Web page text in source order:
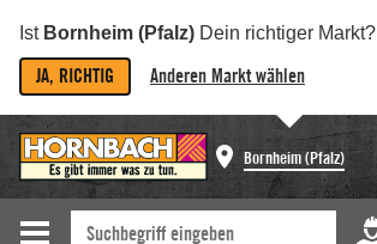
Ist Bornheim (Pfalz) Dein richtiger Markt?
JA, RICHTIG Anderen Markt wählen
Bornheim (Pfalz)